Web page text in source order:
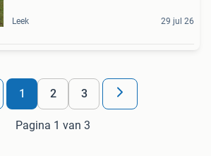
Leek 29 jul 26
1 2 3
Pagina 1 van 3